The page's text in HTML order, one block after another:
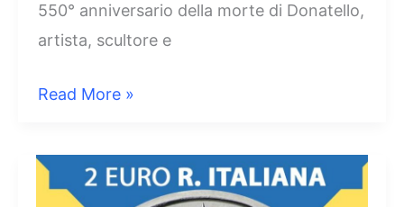
550° anniversario della morte di Donatello,
artista, scultore e
2
Italia
Read More »